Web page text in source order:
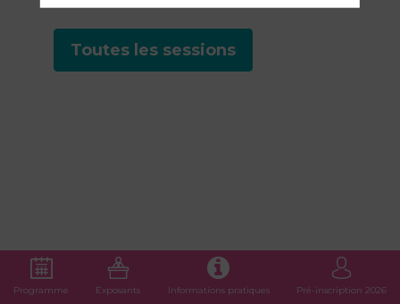
Toutes les sessions
Programme Exposants Informations pratiques Pré-inscription 2026